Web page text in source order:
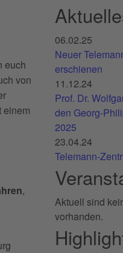
euch
von
einem
,
06.02.25
Neuer
erschienen
11.12.24
Prof. Dr.
den Georg-
2025
23.04.24
Telemann-
Aktuell sind
vorhanden.